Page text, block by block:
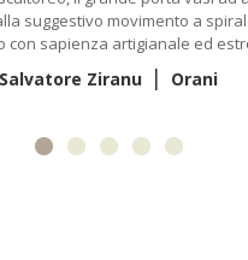
suggestivo movimento a
con sapienza artigianale ed
Salvatore Ziranu | Orani